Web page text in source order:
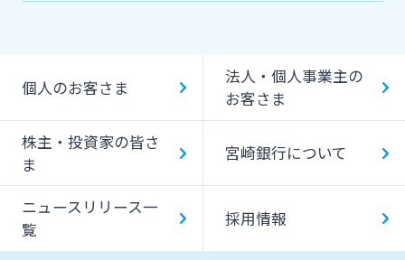
個人のお客さま
法人・個人事業主の
お客さま
株主・投資家の皆さ
ま
宮崎銀行について
ニュースリリース一
覧
採用情報